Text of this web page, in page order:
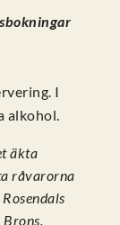
I
alkohol.
äkta
råvarorna